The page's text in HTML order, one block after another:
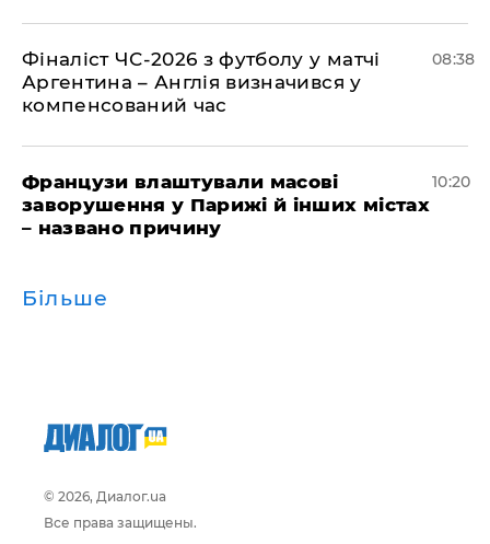
Фіналіст ЧС-2026 з футболу у матчі
Аргентина – Англія визначився у
компенсований час
08:38
Французи влаштували масові
заворушення у Парижі й інших містах
– названо причину
10:20
Більше
© 2026, Диалог.ua
Все права защищены.